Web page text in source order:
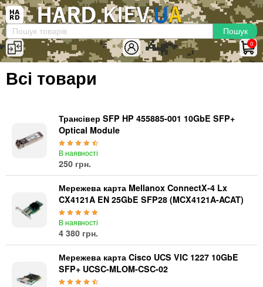
0
Вхід|Реєстрація×
(097)-938-03-73 Telegram WhatsApp
Послуги
Доставка та оплата
Комп'ютери
Персональні комп'ютери
Сервери
Комплектуючі
Процесори (CPU)
Материнські плати
Жорсткі диски та SSD
Всі товари
Трансівер SFP HP 455885-001 10GbE SFP+
Optical Module
В наявності
250 грн.
Мережева карта Mellanox ConnectX-4 Lx
CX4121A EN 25GbE SFP28 (MCX4121A-ACAT)
В наявності
4 380 грн.
Мережева карта Cisco UCS VIC 1227 10GbE
SFP+ UCSC-MLOM-CSC-02